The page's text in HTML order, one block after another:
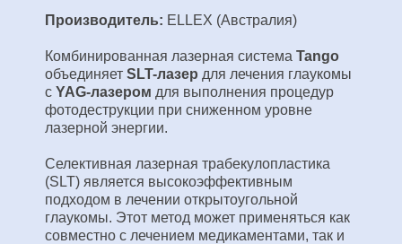
Производитель: ELLEX (Австралия)
Комбинированная лазерная система Tango
объединяет SLT-лазер для лечения глаукомы
с YAG-лазером для выполнения процедур
фотодеструкции при сниженном уровне
лазерной энергии.
Селективная лазерная трабекулопластика
(SLT) является высокоэффективным
подходом в лечении открытоугольной
глаукомы. Этот метод может применяться как
совместно с лечением медикаментами, так и